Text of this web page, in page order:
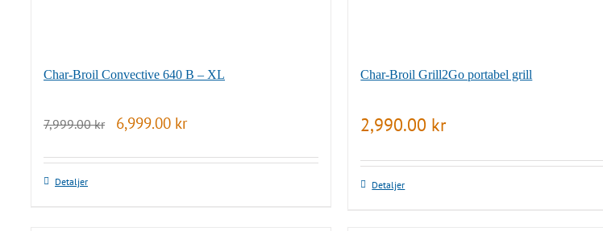
Char-Broil Convective 640 B – XL
7,999.00kr
Det
ursprungliga
var:
6,999.00 krDet
är:
Detaljer
Char-Broil Grill2Go portabel grill
2,990.00 kr
Detaljer